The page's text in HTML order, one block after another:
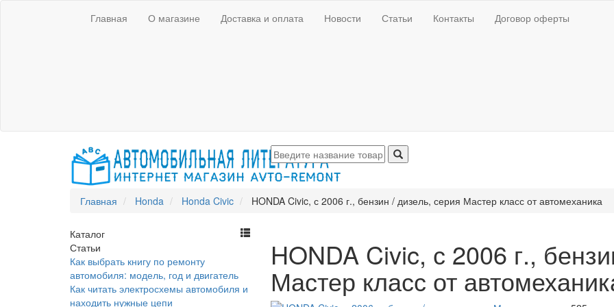
Главная О магазине Доставка и оплата Новости Статьи Контакты Договор оферты
Главная Honda Honda Civic HONDA Civic, с 2006 г., бензин / дизель, серия Мастер класс от автомеханика
Каталог
Статьи
Как выбрать книгу по ремонту
автомобиля: модель, год и двигатель
Как читать электросхемы автомобиля и
находить нужные цепи
HONDA Civic, с 2006 г.,
Мастер класс от